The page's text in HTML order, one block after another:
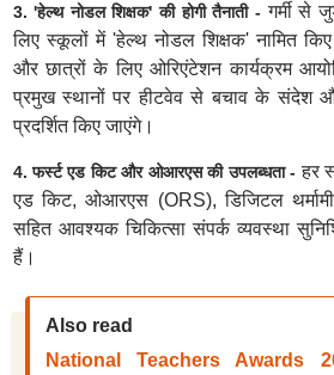
3. 'हेल्थ नोडल शिक्षक' की होगी तैनाती - गर्मी से
लिए स्कूलों में 'हेल्थ नोडल शिक्षक' नामित किए
और छात्रों के लिए ओरिएंटेशन कार्यक्रम
प्रमुख स्थानों पर हीटवेव से बचाव के संदेश
प्रदर्शित किए जाएंगे।
4. फर्स्ट एड किट और ओआरएस की उपलब्धता - हर
एड किट, ओआरएस (ORS), डिजिटल
सहित आवश्यक चिकित्सा संपर्क व्यवस्था
हैं।
Also read
National Teachers Awards